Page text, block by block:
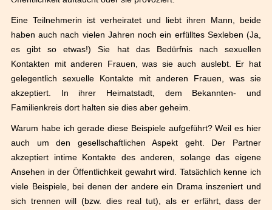
Eine Teilnehmerin ist verheiratet und liebt ihren Mann, beide
haben auch nach vielen Jahren noch ein erfülltes Sexleben (Ja,
es gibt so etwas!) Sie hat das Bedürfnis nach sexuellen
Kontakten mit anderen Frauen, was sie auch auslebt. Er hat
gelegentlich sexuelle Kontakte mit anderen Frauen, was sie
akzeptiert. In ihrer Heimatstadt, dem Bekannten- und
Familienkreis dort halten sie dies aber geheim.
Warum habe ich gerade diese Beispiele aufgeführt? Weil es hier
auch um den gesellschaftlichen Aspekt geht. Der Partner
akzeptiert intime Kontakte des anderen, solange das eigene
Ansehen in der Öffentlichkeit gewahrt wird. Tatsächlich kenne ich
viele Beispiele, bei denen der andere ein Drama inszeniert und
sich trennen will (bzw. dies real tut), als er erfährt, dass der